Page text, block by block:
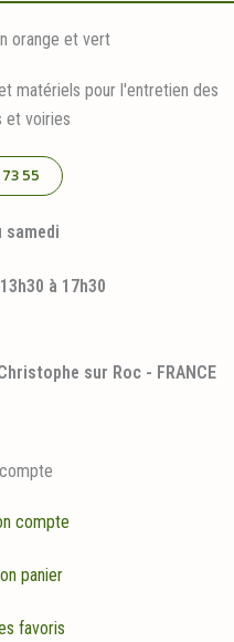
matériels pour l'entretien des
et voiries
55
samedi
à 17h30
sur Roc - FRANCE
compte
panier
favoris